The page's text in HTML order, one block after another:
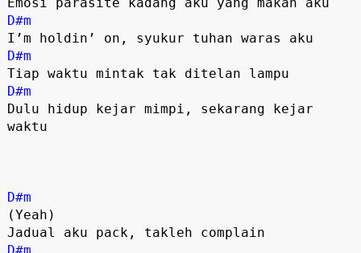
D#m
D#m
D#m
Dulu hidup kejar mimpi, sekarang kejar
waktu
D#m
(Yeah)